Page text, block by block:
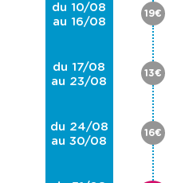
du 10/08
au 16/08
du 17/08
au 23/08
du 24/08
au 30/08
19€
13€
16€